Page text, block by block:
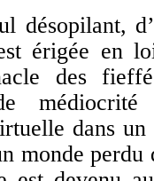
désopilant,
érigée en
des
dans
monde